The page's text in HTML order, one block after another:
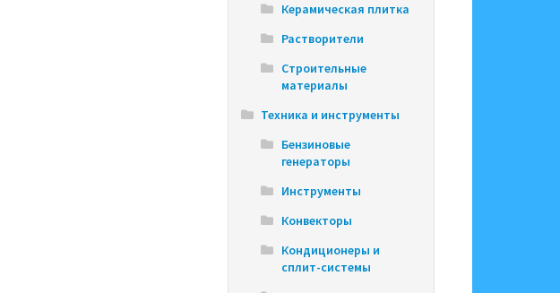
Керамическая плитка
Растворители
Строительные
материалы
Техника и инструменты
Бензиновые
генераторы
Инструменты
Конвекторы
Кондиционеры и
сплит-системы